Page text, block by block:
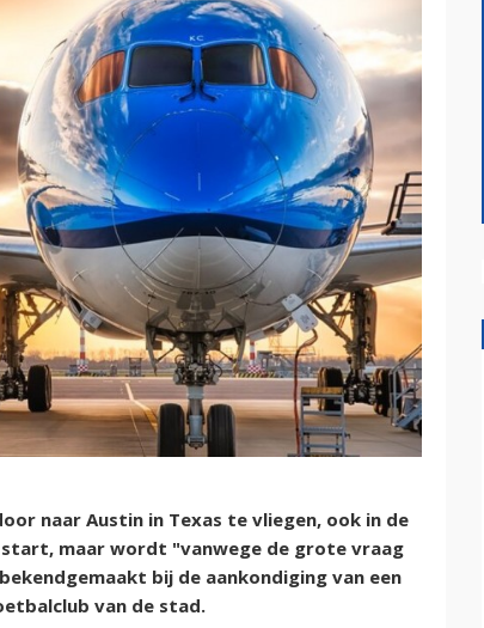
naar Austin in Texas te vliegen, ook in de
maar wordt "vanwege de grote vraag
bij de aankondiging van een
van de stad.